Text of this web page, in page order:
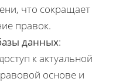
что сокращает
правок.
данных:
к актуальной
основе и